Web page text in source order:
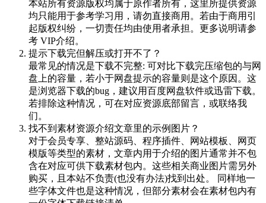
本站所有资源版权均属于原作者所有，这里所提供资源
均只能用于参考学习用，请勿直接商用。若由于商用引
起版权纠纷，一切责任均由使用者承担。更多说明请参
考 VIP介绍。
提示下载完但解压或打开不了？
最常见的情况是下载不完整: 可对比下载完压缩包的与网
盘上的容量，若小于网盘提示的容量则是这个原因。这
是浏览器下载的bug，建议用百度网盘软件或迅雷下载。
若排除这种情况，可在对应资源底部留言，或联络我
们。
找不到素材资源介绍文章里的示例图片？
对于会员专享、整站源码、程序插件、网站模板、网页
模版等类型的素材，文章内用于介绍的图片通常并不包
含在对应可供下载素材包内。这些相关商业图片需另外
购买，且本站不负责(也没有办法)找到出处。 同样地一
些字体文件也是这种情况，但部分素材会在素材包内有